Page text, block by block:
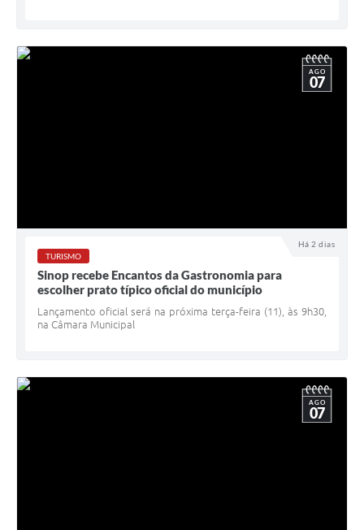
Há 2 dias
AGO
07
TURISMO
Sinop recebe Encantos da Gastronomia para
escolher prato típico oficial do município
Lançamento oficial será na próxima terça-feira (11), às 9h30,
na Câmara Municipal
AGO
07